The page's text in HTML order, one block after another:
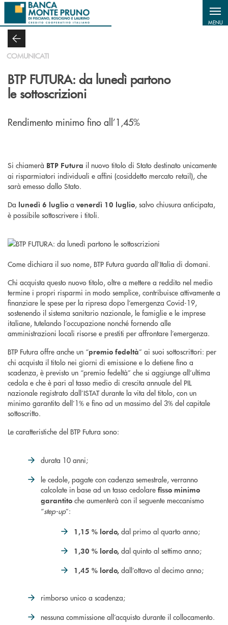
Salta al contenuto principale
MENU
COMUNICATI
BTP FUTURA: da lunedì partono
le sottoscrizioni
Rendimento minimo fino all’1,45%
Si chiamerà BTP Futura il nuovo titolo di Stato destinato unicamente
ai risparmiatori individuali e affini (cosiddetto mercato retail), che
sarà emesso dallo Stato.
Da lunedì 6 luglio a venerdì 10 luglio, salvo chiusura anticipata,
è possibile sottoscrivere i titoli.
Come dichiara il suo nome, BTP Futura guarda all’Italia di domani.
Chi acquista questo nuovo titolo, oltre a mettere a reddito nel medio
termine i propri risparmi in modo semplice, contribuisce attivamente a
finanziare le spese per la ripresa dopo l’emergenza Covid-19,
sostenendo il sistema sanitario nazionale, le famiglie e le imprese
italiane, tutelando l’occupazione nonché fornendo alle
amministrazioni locali risorse e prestiti per affrontare l’emergenza.
BTP Futura offre anche un “premio fedeltà” ai suoi sottoscrittori: per
chi acquista il titolo nei giorni di emissione e lo detiene fino a
scadenza, è previsto un “premio fedeltà” che si aggiunge all’ultima
cedola e che è pari al tasso medio di crescita annuale del PIL
nazionale registrato dall’ISTAT durante la vita del titolo, con un
minimo garantito dell’1% e fino ad un massimo del 3% del capitale
sottoscritto.
Le caratteristiche del BTP Futura sono:
durata 10 anni;
le cedole, pagate con cadenza semestrale, verranno
calcolate in base ad un tasso cedolare fisso minimo
garantito che aumenterà con il seguente meccanismo
“step-up”:
1,15 % lordo, dal primo al quarto anno;
1,30 % lordo, dal quinto al settimo anno;
1,45 % lordo, dall’ottavo al decimo anno;
rimborso unico a scadenza;
nessuna commissione all’acquisto durante il collocamento.